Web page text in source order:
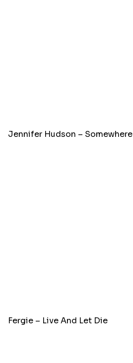
Jennifer Hudson – Somewhere
Fergie – Live And Let Die